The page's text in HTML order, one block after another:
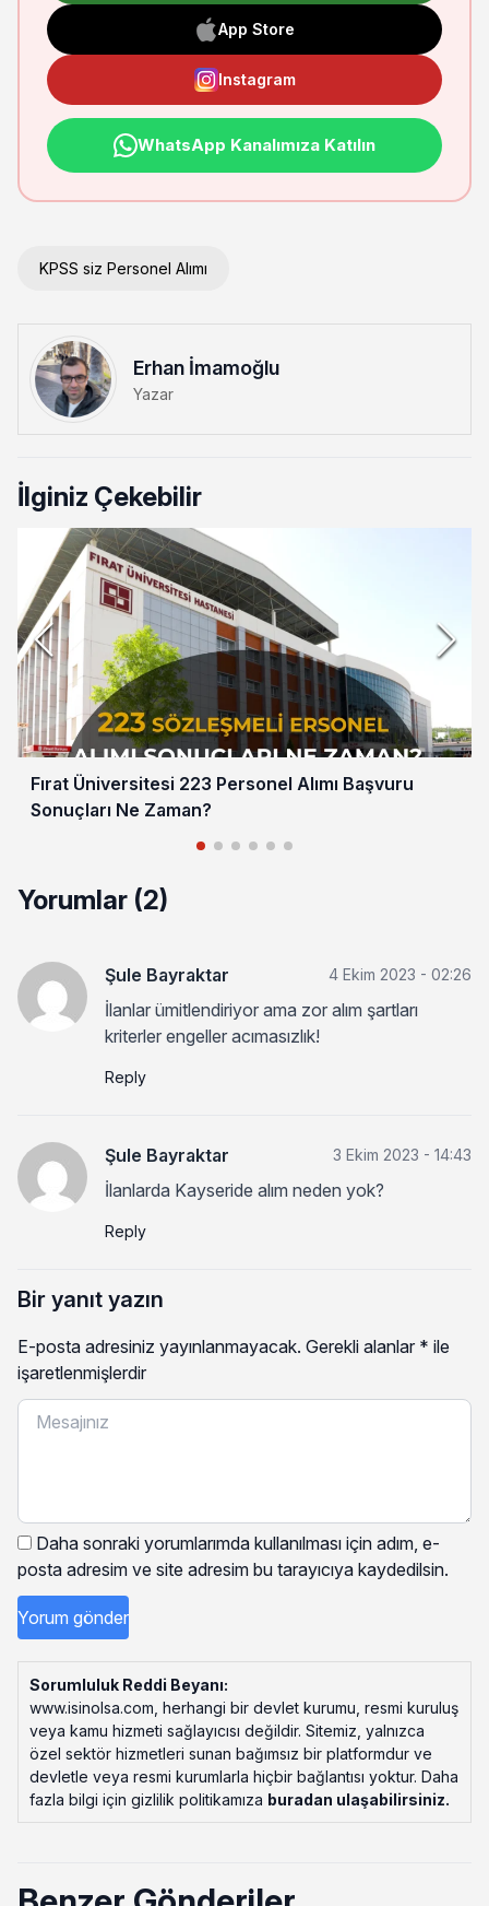
App Store
Instagram
WhatsApp Kanalımıza Katılın
KPSS siz Personel Alımı
Erhan İmamoğlu
Yazar
İlginiz Çekebilir
Fırat Üniversitesi 223 Personel Alımı Başvuru
Sonuçları Ne Zaman?
Yorumlar (2)
Şule Bayraktar 4 Ekim 2023 - 02:26
İlanlar ümitlendiriyor ama zor alım şartları
kriterler engeller acımasızlık!
Reply
Şule Bayraktar 3 Ekim 2023 - 14:43
İlanlarda Kayseride alım neden yok?
Reply
Bir yanıt yazın
E-posta adresiniz yayınlanmayacak. Gerekli alanlar * ile
işaretlenmişlerdir
Daha sonraki yorumlarımda kullanılması için adım, e-
posta adresim ve site adresim bu tarayıcıya kaydedilsin.
Sorumluluk Reddi Beyanı:
www.isinolsa.com, herhangi bir devlet kurumu, resmi kuruluş
veya kamu hizmeti sağlayıcısı değildir. Sitemiz, yalnızca
özel sektör hizmetleri sunan bağımsız bir platformdur ve
devletle veya resmi kurumlarla hiçbir bağlantısı yoktur. Daha
fazla bilgi için gizlilik politikamıza buradan ulaşabilirsiniz.